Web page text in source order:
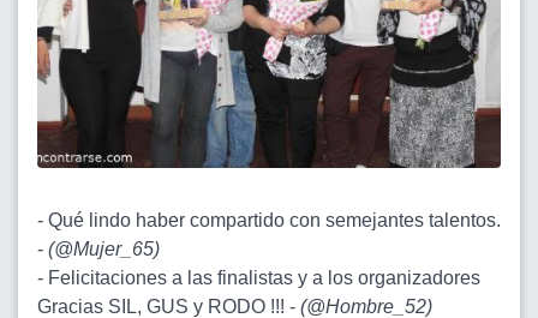
- Qué lindo haber compartido con semejantes talentos.
- (@Mujer_65)
- Felicitaciones a las finalistas y a los organizadores
Gracias SIL, GUS y RODO !!! - (@Hombre_52)